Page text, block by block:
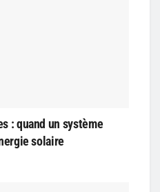
: quand un système
solaire